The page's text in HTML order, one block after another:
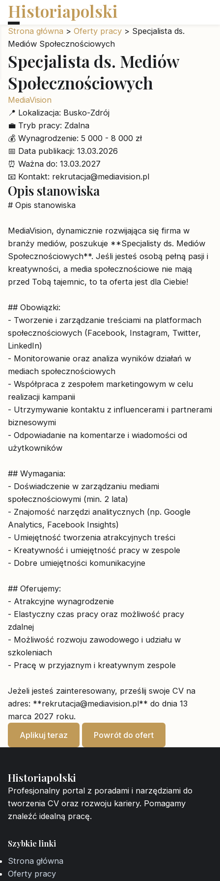
Historiapolski
Strona główna > Oferty pracy > Specjalista ds.
Mediów Społecznościowych
Specjalista ds. Mediów
Społecznościowych
MediaVision
📍 Lokalizacja: Busko-Zdrój
💼 Tryb pracy: Zdalna
💰 Wynagrodzenie: 5 000 - 8 000 zł
📅 Data publikacji: 13.03.2026
⏰ Ważna do: 13.03.2027
📧 Kontakt: rekrutacja@mediavision.pl
Opis stanowiska
# Opis stanowiska
MediaVision, dynamicznie rozwijająca się firma w
branży mediów, poszukuje **Specjalisty ds. Mediów
Społecznościowych**. Jeśli jesteś osobą pełną pasji i
kreatywności, a media społecznościowe nie mają
przed Tobą tajemnic, to ta oferta jest dla Ciebie!
## Obowiązki:
- Tworzenie i zarządzanie treściami na platformach
społecznościowych (Facebook, Instagram, Twitter,
LinkedIn)
- Monitorowanie oraz analiza wyników działań w
mediach społecznościowych
- Współpraca z zespołem marketingowym w celu
realizacji kampanii
- Utrzymywanie kontaktu z influencerami i partnerami
biznesowymi
- Odpowiadanie na komentarze i wiadomości od
użytkowników
## Wymagania:
- Doświadczenie w zarządzaniu mediami
społecznościowymi (min. 2 lata)
- Znajomość narzędzi analitycznych (np. Google
Analytics, Facebook Insights)
- Umiejętność tworzenia atrakcyjnych treści
- Kreatywność i umiejętność pracy w zespole
- Dobre umiejętności komunikacyjne
## Oferujemy:
- Atrakcyjne wynagrodzenie
- Elastyczny czas pracy oraz możliwość pracy
zdalnej
- Możliwość rozwoju zawodowego i udziału w
szkoleniach
- Pracę w przyjaznym i kreatywnym zespole
Jeżeli jesteś zainteresowany, prześlij swoje CV na
adres: **rekrutacja@mediavision.pl** do dnia 13
marca 2027 roku.
Aplikuj teraz
Powrót do ofert
Historiapolski
Profesjonalny portal z poradami i narzędziami do
tworzenia CV oraz rozwoju kariery. Pomagamy
znaleźć idealną pracę.
Szybkie linki
Strona główna
Oferty pracy